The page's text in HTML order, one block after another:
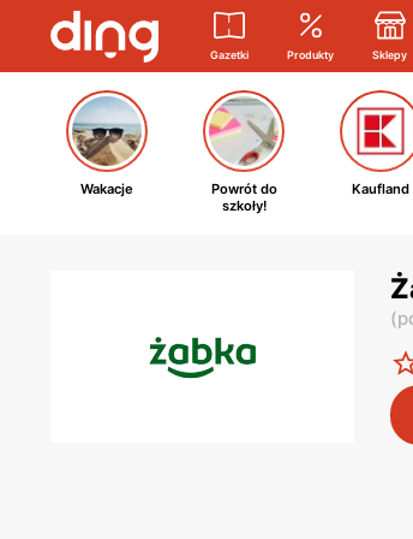
Gazetki Produkty Sklepy
Wakacje
Powrót do
szkoły!
Kaufland
(